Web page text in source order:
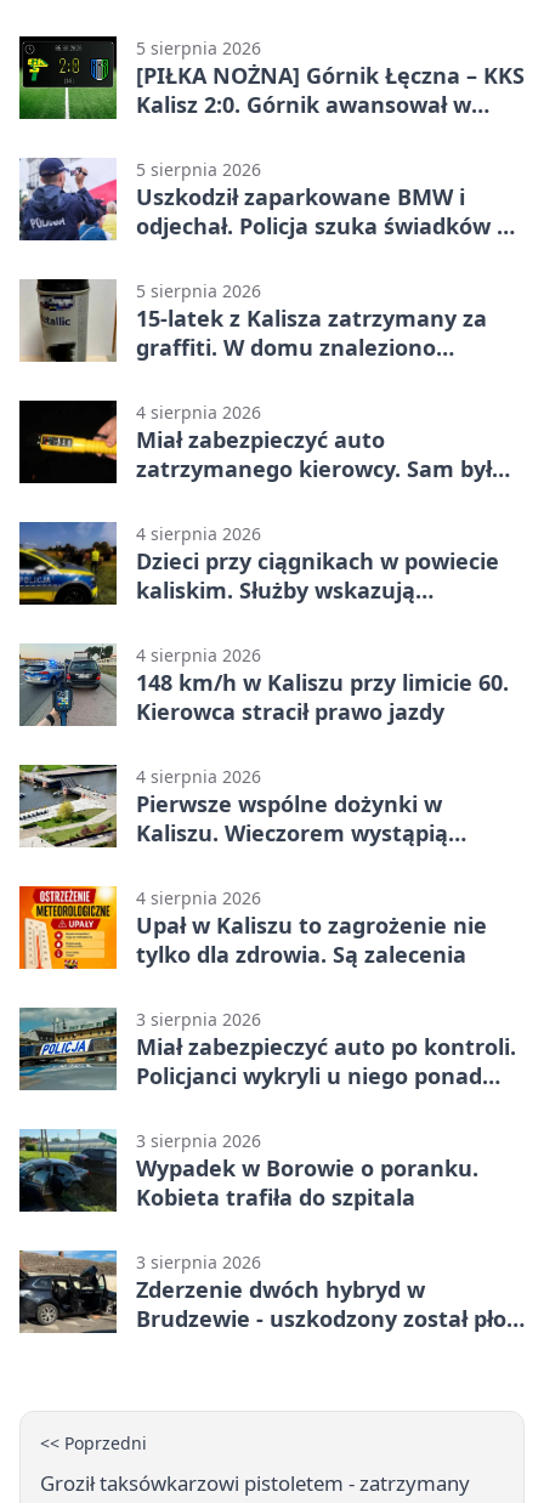
5 sierpnia 2026
[PIŁKA NOŻNA] Górnik Łęczna – KKS
Kalisz 2:0. Górnik awansował w
5 sierpnia 2026
Uszkodził zaparkowane BMW i
odjechał. Policja szuka świadków w
5 sierpnia 2026
15-latek z Kalisza zatrzymany za
graffiti. W domu znaleziono
4 sierpnia 2026
Miał zabezpieczyć auto
zatrzymanego kierowcy. Sam był
4 sierpnia 2026
Dzieci przy ciągnikach w powiecie
kaliskim. Służby wskazują
4 sierpnia 2026
148 km/h w Kaliszu przy limicie 60.
Kierowca stracił prawo jazdy
4 sierpnia 2026
Pierwsze wspólne dożynki w
Kaliszu. Wieczorem wystąpią
4 sierpnia 2026
Upał w Kaliszu to zagrożenie nie
tylko dla zdrowia. Są zalecenia
3 sierpnia 2026
Miał zabezpieczyć auto po kontroli.
Policjanci wykryli u niego ponad
3 sierpnia 2026
Wypadek w Borowie o poranku.
Kobieta trafiła do szpitala
3 sierpnia 2026
Zderzenie dwóch hybryd w
Brudzewie - uszkodzony został płot
<< Poprzedni
Groził taksówkarzowi pistoletem - zatrzymany